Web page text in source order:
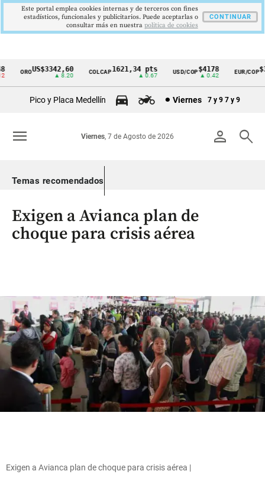
Cintillo
Colombia
OROUS$3342,60
▲ 8.20
COLCAP1621,34 pts
▲ 0.67
USD/COP$4178
▲ 0.42
EUR/COP
Pico y Placa Medellín Viernes 7 y 9 7 y 9
person search
Viernes, 7 de Agosto de 2026
menu
Temas recomendados
Exigen a Avianca plan de
choque para crisis aérea
Exigen a Avianca plan de choque para crisis aérea |
Este portal emplea cookies internas y de terceros con fines
estadísticos, funcionales y publicitarios. Puede aceptarlas o
consultar más en nuestra politica de cookies
CONTINUAR